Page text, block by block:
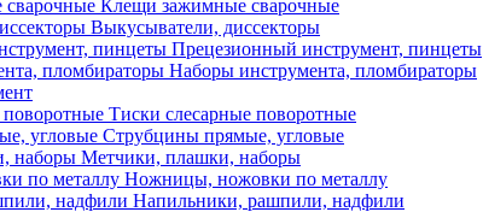
Клещи зажимные сварочные
Выкусыватели, диссекторы
Прецезионный инструмент, пинцеты
Наборы инструмента, пломбираторы
Тиски слесарные поворотные
Струбцины прямые, угловые
Метчики, плашки, наборы
Ножницы, ножовки по металлу
Напильники, рашпили, надфили